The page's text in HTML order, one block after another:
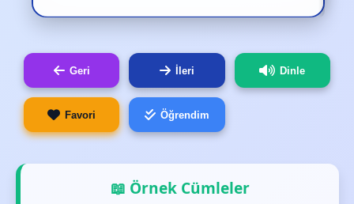
Geri İleri Dinle
Favori Öğrendim
📖 Örnek Cümleler